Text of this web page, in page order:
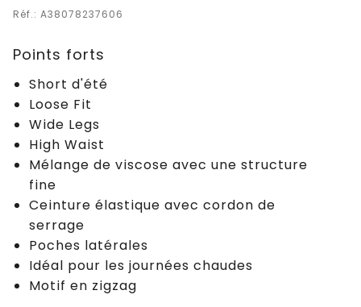
Réf.: A38078237606
Points forts
Short d'été
Loose Fit
Wide Legs
High Waist
Mélange de viscose avec une structure
fine
Ceinture élastique avec cordon de
serrage
Poches latérales
Idéal pour les journées chaudes
Motif en zigzag